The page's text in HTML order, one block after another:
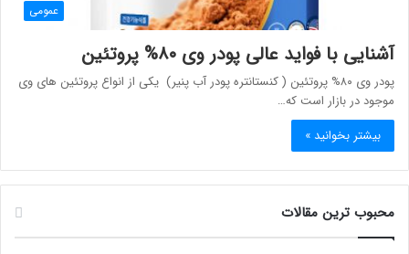
عمومی
آشنایی با فواید عالی پودر وی ۸۰% پروتئین
پودر وی ۸۰% پروتئین ( کنستانتره پودر آب پنیر) یکی از انواع پروتئین های وی
موجود در بازار است که…
بیشتر بخوانید »
محبوب ترین مقالات